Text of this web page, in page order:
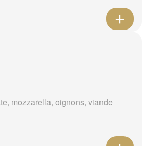
mozzarella, oignons, viande